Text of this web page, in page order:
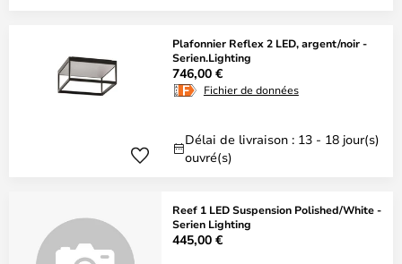
Plafonnier Reflex 2 LED, argent/noir -
Serien.Lighting
746,00 €
Fichier de données
Délai de livraison : 13 - 18 jour(s)
ouvré(s)
Reef 1 LED Suspension Polished/White -
Serien Lighting
445,00 €